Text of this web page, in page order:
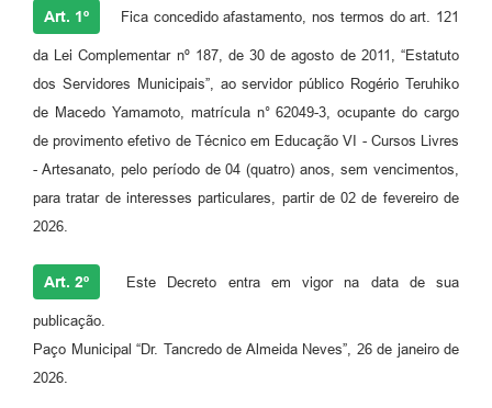
Emprega
Agenda
Contato
Art. 1º Fica concedido afastamento, nos termos do art. 121
da Lei Complementar nº 187, de 30 de agosto de 2011, “Estatuto
dos Servidores Municipais”, ao servidor público Rogério Teruhiko
de Macedo Yamamoto, matrícula n° 62049-3, ocupante do cargo
de provimento efetivo de Técnico em Educação VI - Cursos Livres
- Artesanato, pelo período de 04 (quatro) anos, sem vencimentos,
para tratar de interesses particulares, partir de 02 de fevereiro de
2026.
Art. 2º Este Decreto entra em vigor na data de sua
publicação.
Paço Municipal “Dr. Tancredo de Almeida Neves”, 26 de janeiro de
2026.